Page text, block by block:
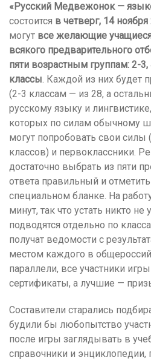
«Русский Медвежонок —
состоится в четверг, 14
могут все желающие
всякого предварительного
пяти возрастным группам: 2-
классы. Каждой из них будет
(2-3 классам — из 28, а
русскому языку и
которых по силам обычному
могут попробовать свои силы
классов) и первоклассники.
достаточно выбрать из пяти
ответа правильный и
специальном бланке. На
минут, так что устать никто не
подводятся отдельно по
получат ведомости с
местом каждого в
параллели, все участники
сертификаты, а лучшие —
Составители старались
будили бы любопытство
после игры заглядывать в
справочники и энциклопедии,